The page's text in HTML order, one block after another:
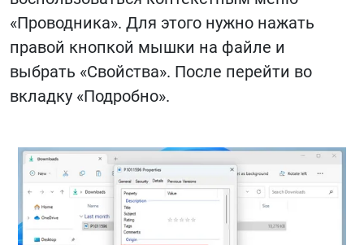
«Проводника». Для этого нужно нажать
правой кнопкой мышки на файле и
выбрать «Свойства». После перейти во
вкладку «Подробно».